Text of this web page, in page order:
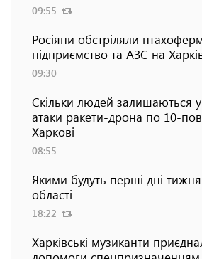
09:55
Росіяни обстріляли
підприємство та АЗС на
09:30
Скільки людей залишаються у
атаки ракети-дрона по 10-
Харкові
08:55
Якими будуть перші дні тижня
області
18:22
Харківські музиканти